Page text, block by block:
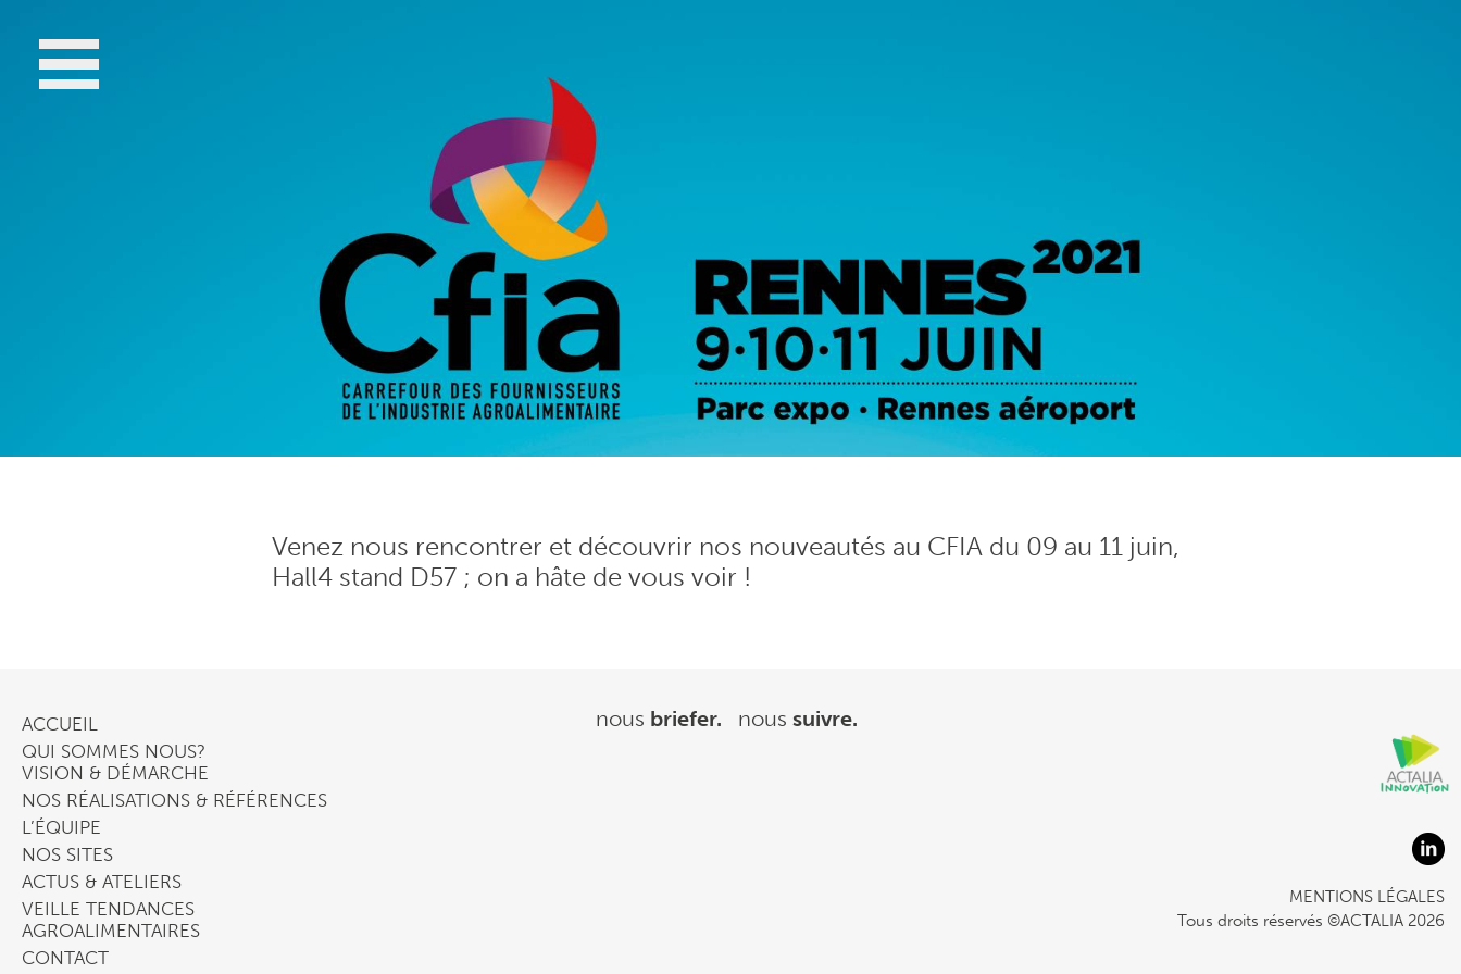
Venez nous rencontrer et découvrir nos nouveautés au CFIA du 09 au 11 juin,
Hall4 stand D57 ; on a hâte de vous voir !
ACCUEIL
QUI SOMMES NOUS?
VISION & DÉMARCHE
NOS RÉALISATIONS & RÉFÉRENCES
L’ÉQUIPE
NOS SITES
ACTUS & ATELIERS
VEILLE TENDANCES
AGROALIMENTAIRES
CONTACT
nous briefer. nous suivre.
MENTIONS LÉGALES
Tous droits réservés ©ACTALIA 2026